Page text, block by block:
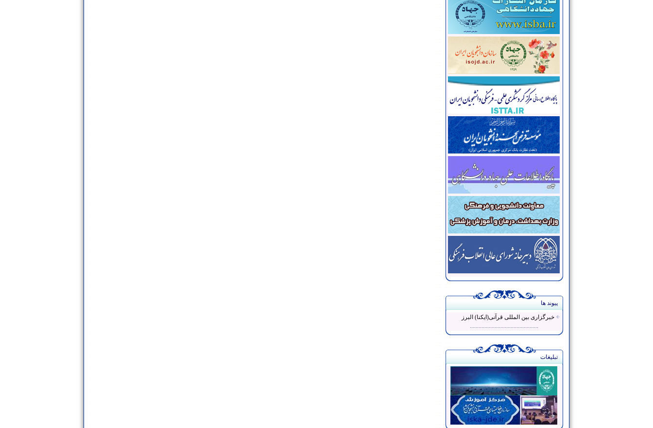
پیوند ها
خبرگزاری بین المللی قرآنی(ایکنا) البرز
...............................................
تبلیغات